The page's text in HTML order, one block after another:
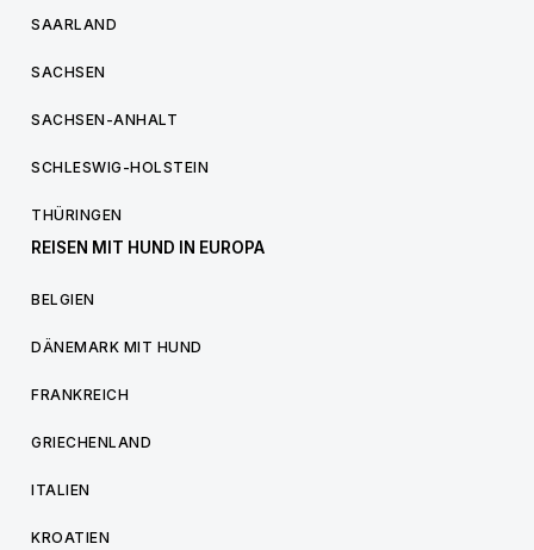
SAARLAND
SACHSEN
SACHSEN-ANHALT
SCHLESWIG-HOLSTEIN
THÜRINGEN
REISEN MIT HUND IN EUROPA
BELGIEN
DÄNEMARK MIT HUND
FRANKREICH
GRIECHENLAND
ITALIEN
KROATIEN